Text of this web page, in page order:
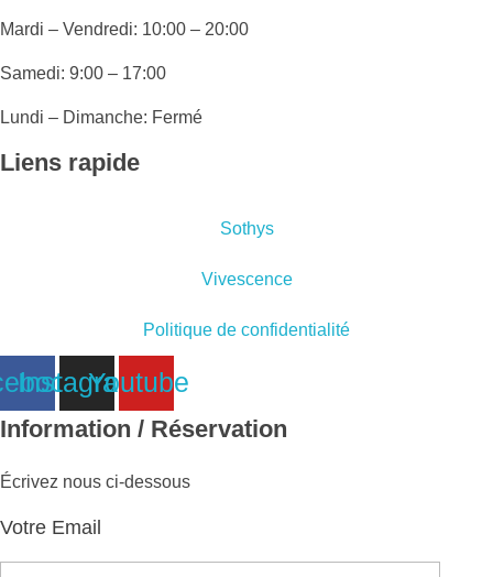
Mardi – Vendredi: 10:00 – 20:00
Samedi: 9:00 – 17:00
Lundi – Dimanche: Fermé
Liens rapide
Sothys
Vivescence
Politique de confidentialité
Instagram
Youtube
Information / Réservation
Écrivez nous ci-dessous
Votre Email